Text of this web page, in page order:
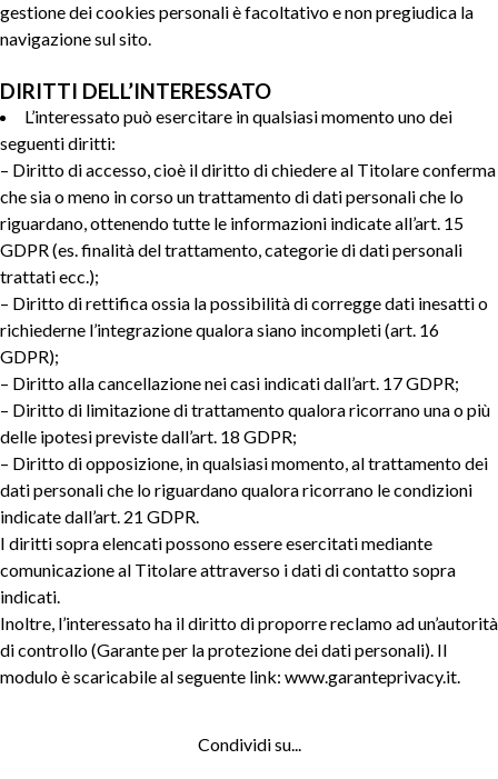
gestione dei cookies personali è facoltativo e non pregiudica la
navigazione sul sito.
DIRITTI DELL’INTERESSATO
L’interessato può esercitare in qualsiasi momento uno dei
seguenti diritti:
– Diritto di accesso, cioè il diritto di chiedere al Titolare conferma
che sia o meno in corso un trattamento di dati personali che lo
riguardano, ottenendo tutte le informazioni indicate all’art. 15
GDPR (es. finalità del trattamento, categorie di dati personali
trattati ecc.);
– Diritto di rettifica ossia la possibilità di corregge dati inesatti o
richiederne l’integrazione qualora siano incompleti (art. 16
GDPR);
– Diritto alla cancellazione nei casi indicati dall’art. 17 GDPR;
– Diritto di limitazione di trattamento qualora ricorrano una o più
delle ipotesi previste dall’art. 18 GDPR;
– Diritto di opposizione, in qualsiasi momento, al trattamento dei
dati personali che lo riguardano qualora ricorrano le condizioni
indicate dall’art. 21 GDPR.
I diritti sopra elencati possono essere esercitati mediante
comunicazione al Titolare attraverso i dati di contatto sopra
indicati.
Inoltre, l’interessato ha il diritto di proporre reclamo ad un’autorità
di controllo (Garante per la protezione dei dati personali). Il
modulo è scaricabile al seguente link: www.garanteprivacy.it.
Condividi su...